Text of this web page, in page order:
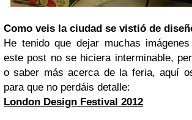
Como veis la ciudad se vistió de
He tenido que dejar muchas
este post no se hiciera interminable,
o saber más acerca de la feria, aquí
para que no perdáis detalle:
London Design Festival 2012